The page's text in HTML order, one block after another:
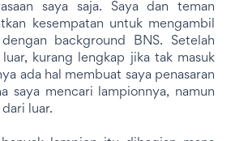
saya saja. Saya dan teman
kesempatan untuk mengambil
background BNS. Setelah
kurang lengkap jika tak masuk
ada hal membuat saya penasaran
saya mencari lampionnya, namun
luar.